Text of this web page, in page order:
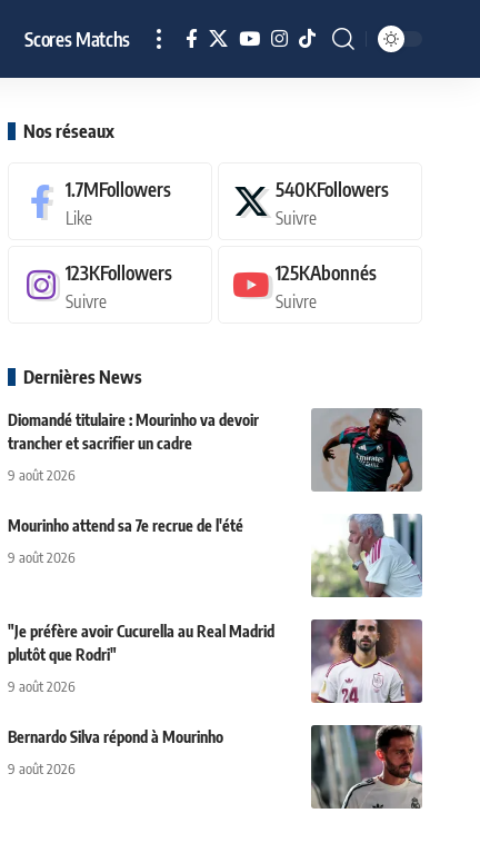
Scores Matchs
Nos réseaux
1.7MFollowers
Like
540KFollowers
Suivre
123KFollowers
Suivre
125KAbonnés
Suivre
Dernières News
Diomandé titulaire : Mourinho va devoir
trancher et sacrifier un cadre
9 août 2026
Mourinho attend sa 7e recrue de l'été
9 août 2026
"Je préfère avoir Cucurella au Real Madrid
plutôt que Rodri"
9 août 2026
Bernardo Silva répond à Mourinho
9 août 2026